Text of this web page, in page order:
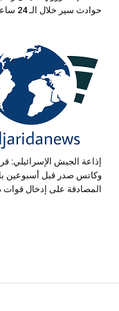
حوادث سير خلال الـ 24 ساعة الماضية
إذاعة الجيش الإسرائيلي:
وكاتس صدر قبل أسبوعين
المصادقة على إدخال قوات